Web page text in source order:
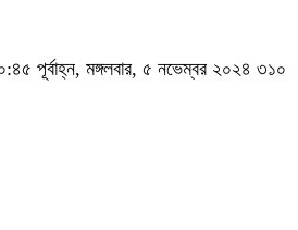
পূর্বাহ্ন, মঙ্গলবার, ৫ নভেম্বর ২০২৪ ৩১০